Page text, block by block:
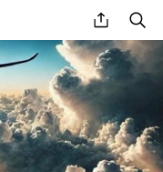
share